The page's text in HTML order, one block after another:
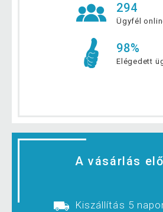
294
Ügyfél
98%
Elégedett
A vásárlás
Kiszállítás 5